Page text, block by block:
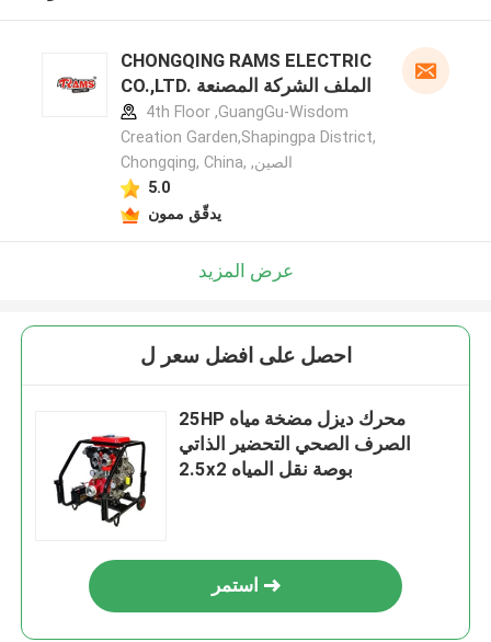
CHONGQING RAMS ELECTRIC
CO.,LTD. الملف الشركة المصنعة
4th Floor ,GuangGu-Wisdom
Creation Garden,Shapingpa District,
Chongqing, China, ,الصين
5.0
يدقّق ممون
عرض المزيد
احصل على افضل سعر ل
25HP محرك ديزل مضخة مياه
الصرف الصحي التحضير الذاتي
2.5x2 بوصة نقل المياه
استمر